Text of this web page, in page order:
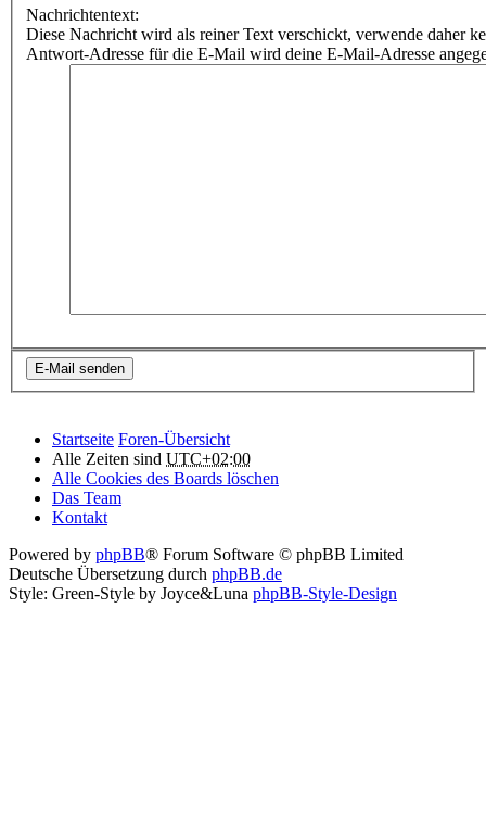
Nachrichtentext:
Diese Nachricht wird als reiner Text verschickt, verwende daher
Antwort-Adresse für die E-Mail wird deine E-Mail-Adresse
Startseite Foren-Übersicht
Alle Zeiten sind UTC+02:00
Alle Cookies des Boards löschen
Das Team
Kontakt
Powered by phpBB® Forum Software © phpBB Limited
Deutsche Übersetzung durch phpBB.de
Style: Green-Style by Joyce&Luna phpBB-Style-Design